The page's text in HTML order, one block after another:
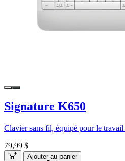
Signature K650
Clavier sans fil, équipé pour le
79,99 $
Ajouter au panier